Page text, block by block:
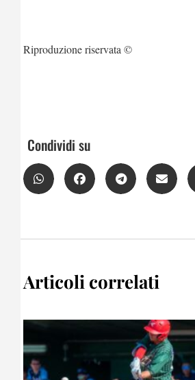
Riproduzione riservata ©
Condividi su
Articoli correlati